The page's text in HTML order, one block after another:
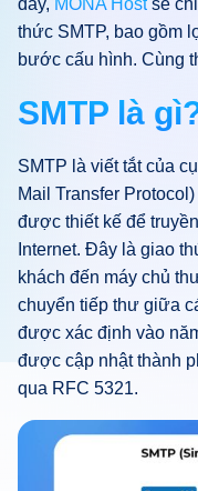
đây, MONA Host sẽ
thức SMTP, bao gồm
bước cấu hình. Cùng
SMTP là
SMTP là viết tắt của
Mail Transfer
được thiết kế để
Internet. Đây là giao
khách đến máy chủ
chuyển tiếp thư giữa
được xác định vào
được cập nhật thành
qua RFC 5321.